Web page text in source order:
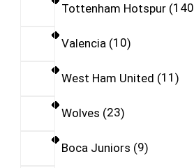
Tottenham Hotspur 140
Valencia 10
West Ham United 11
Wolves 23
Boca Juniors 9